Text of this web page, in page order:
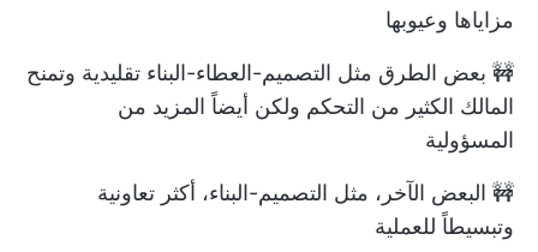
مزاياها وعيوبها
🚧 بعض الطرق مثل التصميم-العطاء-البناء تقليدية وتمنح
المالك الكثير من التحكم ولكن أيضاً المزيد من
المسؤولية
🚧 البعض الآخر، مثل التصميم-البناء، أكثر تعاونية
وتبسيطاً للعملية